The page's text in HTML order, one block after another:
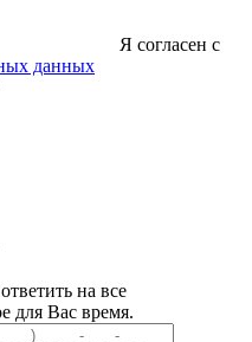
Я согласен с
данных
на все
для Вас время.